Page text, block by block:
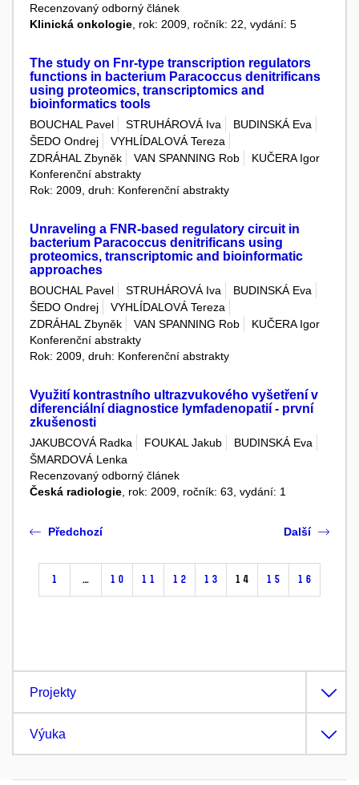
Recenzovaný odborný článek
Klinická onkologie, rok: 2009, ročník: 22, vydání: 5
The study on Fnr-type transcription regulators
functions in bacterium Paracoccus denitrificans
using proteomics, transcriptomics and
bioinformatics tools
BOUCHAL Pavel STRUHÁROVÁ Iva
BUDINSKÁ Eva
ŠEDO Ondrej
VYHLÍDALOVÁ Tereza
ZDRÁHAL Zbyněk
VAN SPANNING Rob
KUČERA Igor
Konferenční abstrakty
Rok: 2009, druh: Konferenční abstrakty
Unraveling a FNR-based regulatory circuit in
bacterium Paracoccus denitrificans using
proteomics, transcriptomic and bioinformatic
approaches
BOUCHAL Pavel STRUHÁROVÁ Iva
BUDINSKÁ Eva
ŠEDO Ondrej
VYHLÍDALOVÁ Tereza
ZDRÁHAL Zbyněk
VAN SPANNING Rob
KUČERA Igor
Konferenční abstrakty
Rok: 2009, druh: Konferenční abstrakty
Využití kontrastního ultrazvukového vyšetření v
diferenciální diagnostice lymfadenopatií - první
zkušenosti
JAKUBCOVÁ Radka FOUKAL Jakub
BUDINSKÁ Eva
ŠMARDOVÁ Lenka
Recenzovaný odborný článek
Česká radiologie , rok: 2009, ročník: 63, vydání: 1
Předchozí
1 … 10 11 12 13 14 15 16
Další
Projekty
Výuka